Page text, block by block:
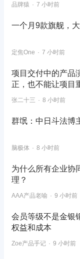
品牌猿 7 小时前
一个月9款旗舰，
定焦One 7 小时前
项目交付中的产品
正，也不能让项目
张二十三 8 小时前
群氓：中日斗法博
脑极体 8 小时前
为什么所有企业协
理？
AAA产品老喻 9 小时前
会员等级不是金银
权益和成本
Zoe产品手记 9 小时前